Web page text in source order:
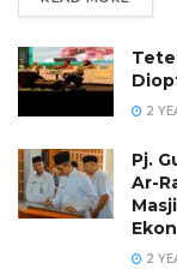
2
Pj.
Ar-
2